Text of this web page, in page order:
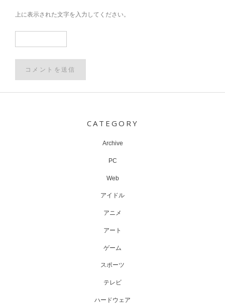
上に表示された文字を入力してください。
CATEGORY
Archive
PC
Web
アイドル
アニメ
アート
ゲーム
スポーツ
テレビ
ハードウェア